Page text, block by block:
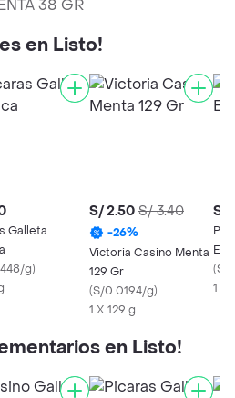
38 GR
en Listo!
Galleta
g)
S/ 2.50 S/ 3.40
-26%
Victoria Casino Menta
129 Gr
(S/0.0194/g)
1 X 129 g
S/
(S/
1 x
en Listo!